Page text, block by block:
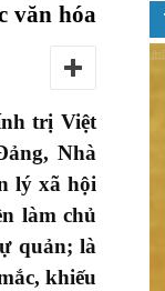
văn hóa
trị Việt
Nhà
lý xã hội
làm chủ
quản; là
khiếu